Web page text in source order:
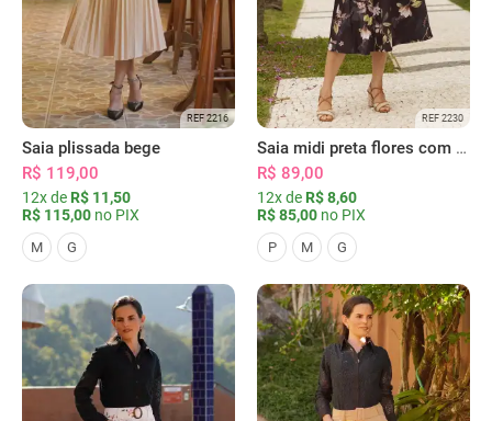
REF 2216
Saia plissada bege
R$ 119,00
12x de R$ 11,50
R$ 115,00 no PIX
M G
REF 2230
Saia midi preta flores com bolsos
R$ 89,00
12x de R$ 8,60
R$ 85,00 no PIX
P M G